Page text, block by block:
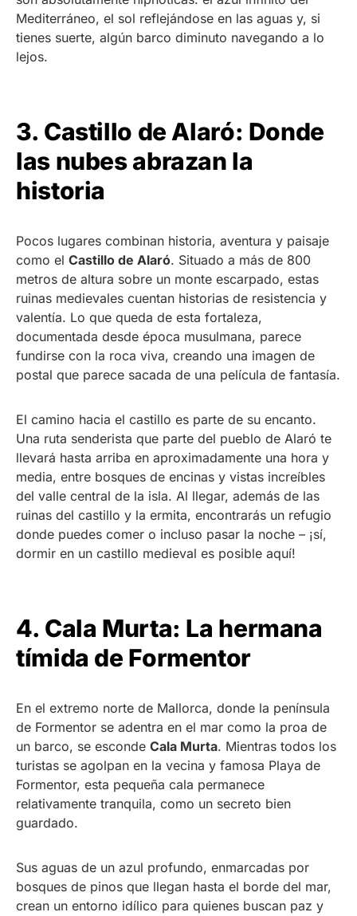
Mediterráneo, el sol reflejándose en las aguas y, si
tienes suerte, algún barco diminuto navegando a lo
lejos.
3. Castillo de Alaró: Donde
las nubes abrazan la
historia
Pocos lugares combinan historia, aventura y paisaje
como el Castillo de Alaró. Situado a más de 800
metros de altura sobre un monte escarpado, estas
ruinas medievales cuentan historias de resistencia y
valentía. Lo que queda de esta fortaleza,
documentada desde época musulmana, parece
fundirse con la roca viva, creando una imagen de
postal que parece sacada de una película de fantasía.
El camino hacia el castillo es parte de su encanto.
Una ruta senderista que parte del pueblo de Alaró te
llevará hasta arriba en aproximadamente una hora y
media, entre bosques de encinas y vistas increíbles
del valle central de la isla. Al llegar, además de las
ruinas del castillo y la ermita, encontrarás un refugio
donde puedes comer o incluso pasar la noche – ¡sí,
dormir en un castillo medieval es posible aquí!
4. Cala Murta: La hermana
tímida de Formentor
En el extremo norte de Mallorca, donde la península
de Formentor se adentra en el mar como la proa de
un barco, se esconde Cala Murta. Mientras todos los
turistas se agolpan en la vecina y famosa Playa de
Formentor, esta pequeña cala permanece
relativamente tranquila, como un secreto bien
guardado.
Sus aguas de un azul profundo, enmarcadas por
bosques de pinos que llegan hasta el borde del mar,
crean un entorno idílico para quienes buscan paz y